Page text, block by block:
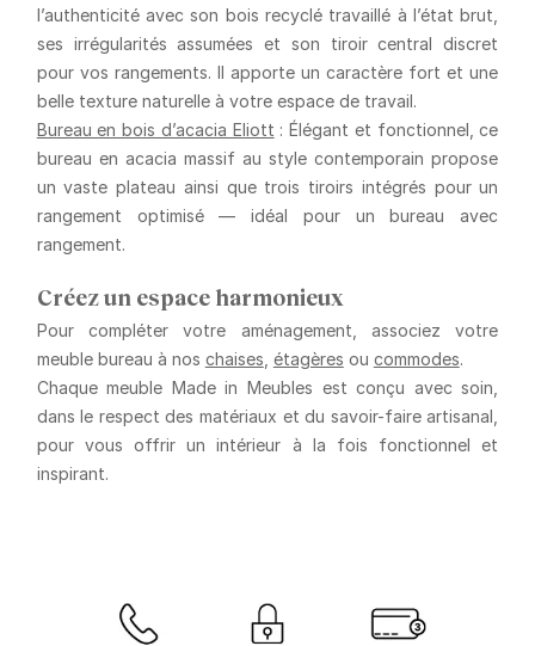
l’authenticité avec son bois recyclé travaillé à l’état brut,
ses irrégularités assumées et son tiroir central discret
pour vos rangements. Il apporte un caractère fort et une
belle texture naturelle à votre espace de travail.
Bureau en bois d’acacia Eliott : Élégant et fonctionnel, ce
bureau en acacia massif au style contemporain propose
un vaste plateau ainsi que trois tiroirs intégrés pour un
rangement optimisé — idéal pour un bureau avec
rangement.
Créez un espace harmonieux
Pour compléter votre aménagement, associez votre
meuble bureau à nos chaises étagères ou commodes.
Chaque meuble Made in Meubles est conçu avec soin,
dans le respect des matériaux et du savoir-faire artisanal,
pour vous offrir un intérieur à la fois fonctionnel et
inspirant.